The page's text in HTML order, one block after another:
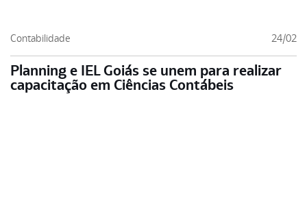
Contabilidade 24/02
Planning e IEL Goiás se unem para realizar
capacitação em Ciências Contábeis